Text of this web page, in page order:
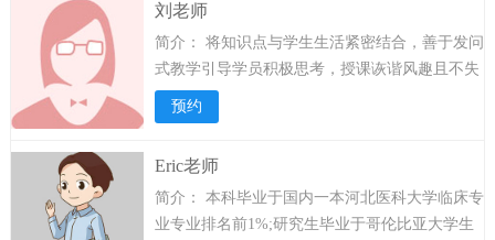
出卓越的职业能力。...
刘老师
简介：
将知识点与学生生活紧密结合，善于发问
式教学引导学员积极思考，授课诙谐风趣且不失
重点，深受考生欢迎。不断挖掘学生潜力，热爱
自己的职业，刻苦钻研教材教法。在教育教学中
服务，注重从兴趣教学入手，推崇个性和能力的
培养，凭借积累的经验和不断的探索，使学生乐
学，爱学...详情>>
预约
Eric老师
简介：
本科毕业于国内一本河北医科大学临床专
业专业排名前1%;研究生毕业于哥伦比亚大学生